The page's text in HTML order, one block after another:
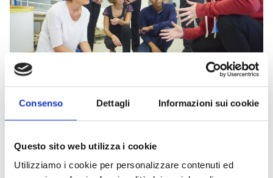
Consenso Dettagli Informazioni sui cookie
Questo sito web utilizza i cookie
Utilizziamo i cookie per personalizzare contenuti ed
Docenti